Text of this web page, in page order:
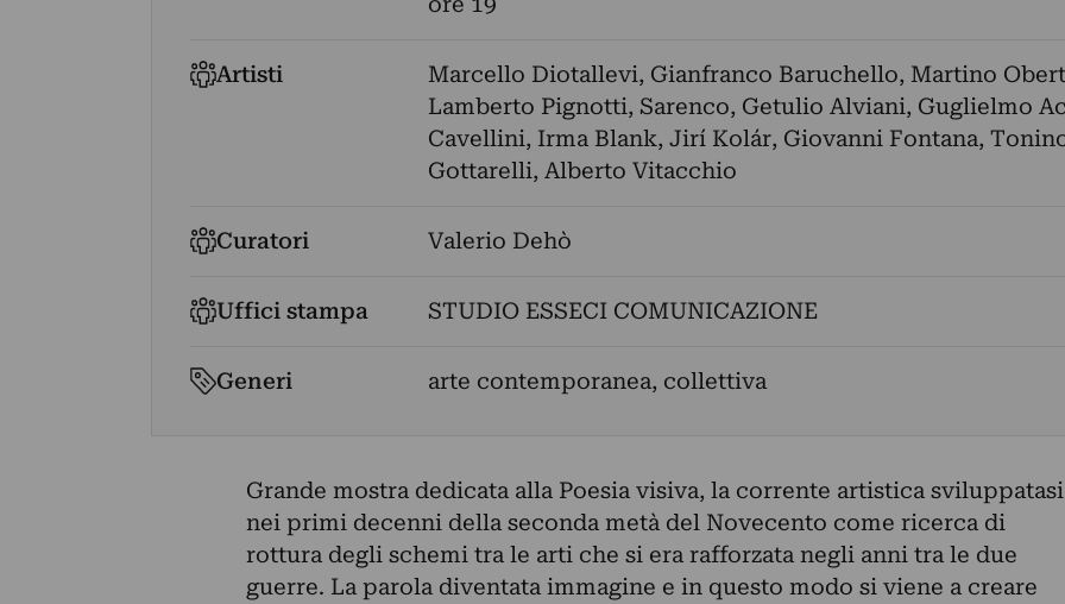
Artisti Marcello Diotallevi, Gianfranco Baruchello, Martino
Lamberto Pignotti, Sarenco, Getulio Alviani, Guglielmo
Cavellini, Irma Blank, Jirí Kolár, Giovanni Fontana,
Gottarelli, Alberto Vitacchio
Curatori Valerio Dehò
Uffici stampa STUDIO ESSECI COMUNICAZIONE
Generi arte contemporanea, collettiva
Grande mostra dedicata alla Poesia visiva, la corrente artistica sviluppatasi
nei primi decenni della seconda metà del Novecento come ricerca di
rottura degli schemi tra le arti che si era rafforzata negli anni tra le due
guerre. La parola diventata immagine e in questo modo si viene a creare